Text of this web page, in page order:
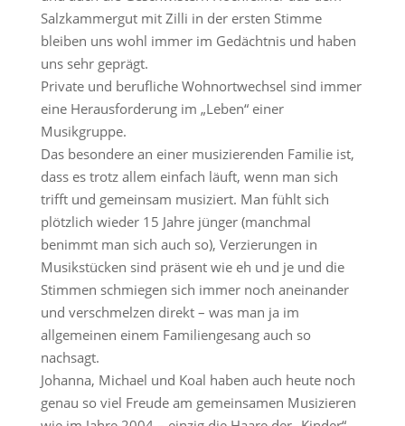
Salzkammergut mit Zilli in der ersten Stimme
bleiben uns wohl immer im Gedächtnis und haben
uns sehr geprägt.
Private und berufliche Wohnortwechsel sind immer
eine Herausforderung im „Leben“ einer
Musikgruppe.
Das besondere an einer musizierenden Familie ist,
dass es trotz allem einfach läuft, wenn man sich
trifft und gemeinsam musiziert. Man fühlt sich
plötzlich wieder 15 Jahre jünger (manchmal
benimmt man sich auch so), Verzierungen in
Musikstücken sind präsent wie eh und je und die
Stimmen schmiegen sich immer noch aneinander
und verschmelzen direkt – was man ja im
allgemeinen einem Familiengesang auch so
nachsagt.
Johanna, Michael und Koal haben auch heute noch
genau so viel Freude am gemeinsamen Musizieren